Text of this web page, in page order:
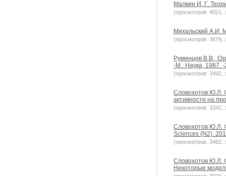
Малкин И. Г.
(просмотров: 4021,
Михальский А.И.
(просмотров: 3679,
Румянцев В.В.,
-М.: Наука, 1987. -
(просмотров: 3492,
Словохотов Ю.Л.
активности на
(просмотров: 3342,
Словохотов Ю.Л.
Sciences (N2).
(просмотров: 3462,
Словохотов Ю.Л.
Некоторые